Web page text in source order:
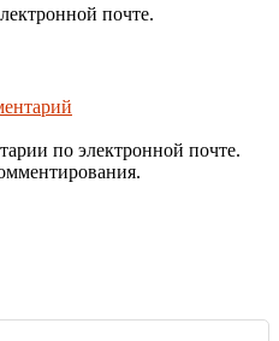
почте.
по электронной почте.